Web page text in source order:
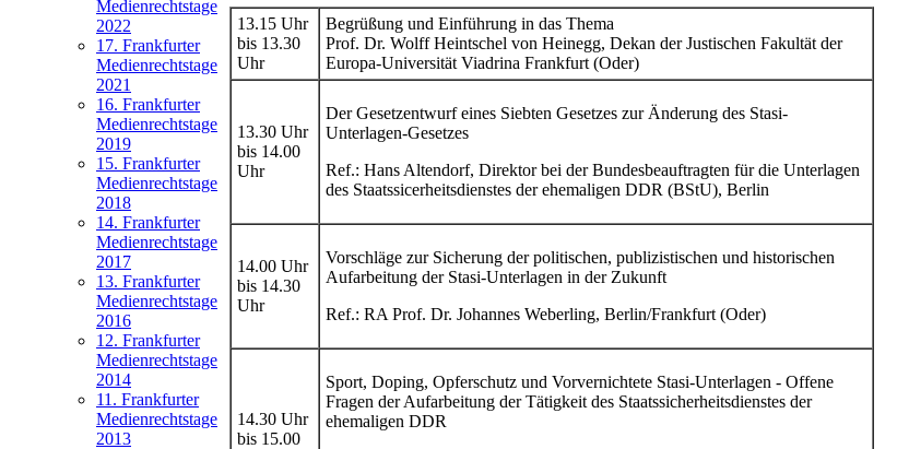
Medienrechtstage
2022
17. Frankfurter
Medienrechtstage
2021
16. Frankfurter
Medienrechtstage
2019
15. Frankfurter
Medienrechtstage
2018
14. Frankfurter
Medienrechtstage
2017
13. Frankfurter
Medienrechtstage
2016
12. Frankfurter
Medienrechtstage
2014
11. Frankfurter
Medienrechtstage
2013
13.15 Uhr
bis 13.30
Uhr
Begrüßung und Einführung in das Thema
Prof. Dr. Wolff Heintschel von Heinegg, Dekan der Justischen Fakultät der
Europa-Universität Viadrina Frankfurt (Oder)
13.30 Uhr
bis 14.00
Uhr
Der Gesetzentwurf eines Siebten Gesetzes zur Änderung des Stasi-
Unterlagen-Gesetzes
Ref.: Hans Altendorf, Direktor bei der Bundesbeauftragten für die Unterlagen
des Staatssicerheitsdienstes der ehemaligen DDR (BStU), Berlin
14.00 Uhr
bis 14.30
Uhr
Vorschläge zur Sicherung der politischen, publizistischen und historischen
Aufarbeitung der Stasi-Unterlagen in der Zukunft
Ref.: RA Prof. Dr. Johannes Weberling, Berlin/Frankfurt (Oder)
14.30 Uhr
bis 15.00
Sport, Doping, Opferschutz und Vorvernichtete Stasi-Unterlagen - Offene
Fragen der Aufarbeitung der Tätigkeit des Staatssicherheitsdienstes der
ehemaligen DDR